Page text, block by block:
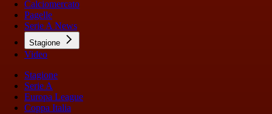
Calciomercato
Pagelle
Serie A News
Stagione
Video
Stagione
Serie A
Europa League
Coppa Italia